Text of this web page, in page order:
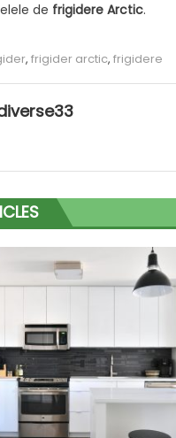
de frigidere Arctic.
, frigider arctic, frigidere